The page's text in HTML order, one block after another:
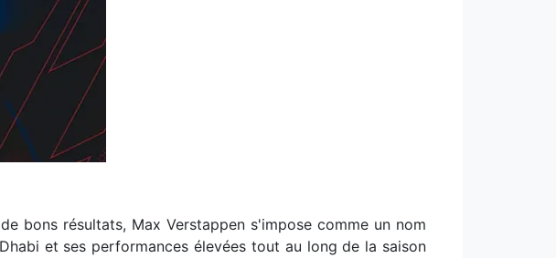
bons résultats, Max Verstappen s'impose comme un nom
et ses performances élevées tout au long de la saison